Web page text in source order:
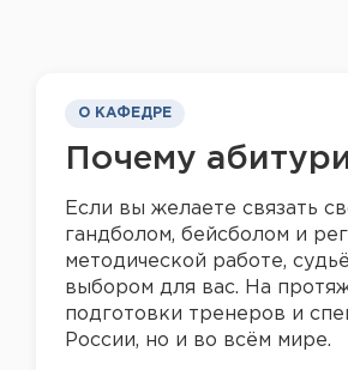
О КАФЕДРЕ
Почему
Если вы желаете связать
гандболом, бейсболом и
методической работе,
выбором для вас. На
подготовки тренеров и
России, но и во всём мире.